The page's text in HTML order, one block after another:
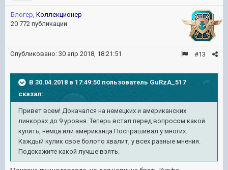
Блогер, Коллекционер
20 772 публикации
#13
Опубликовано: 30 апр 2018, 18:21:51
В 30.04.2018 в 17:49:50 пользователь GuRzA_517
сказал:
Привет всем! Докачался на немецких и американских
линкорах до 9 уровня. Теперь встал перед вопросом какой
купить, немца или американца.Поспрашивал у многих.
Каждый кулик свое болото хвалит, у всех разные мнения.
Подскажите какой лучше взять.